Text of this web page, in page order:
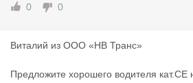
0 0
Виталий из ООО «НВ Транс»
Предложите хорошего водителя